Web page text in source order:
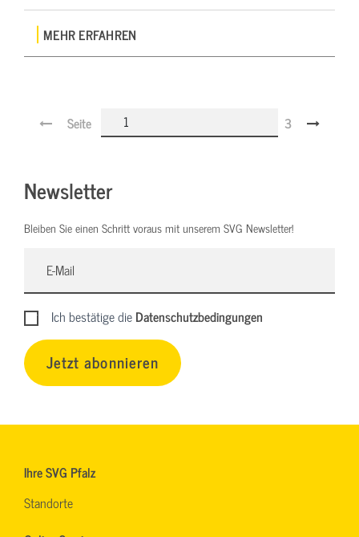
MEHR ERFAHREN
Seite 3
Newsletter
Bleiben Sie einen Schritt voraus mit unserem SVG Newsletter!
Ich bestätige dieDatenschutzbedingungen
Jetzt abonnieren
Ihre SVG Pfalz
Standorte